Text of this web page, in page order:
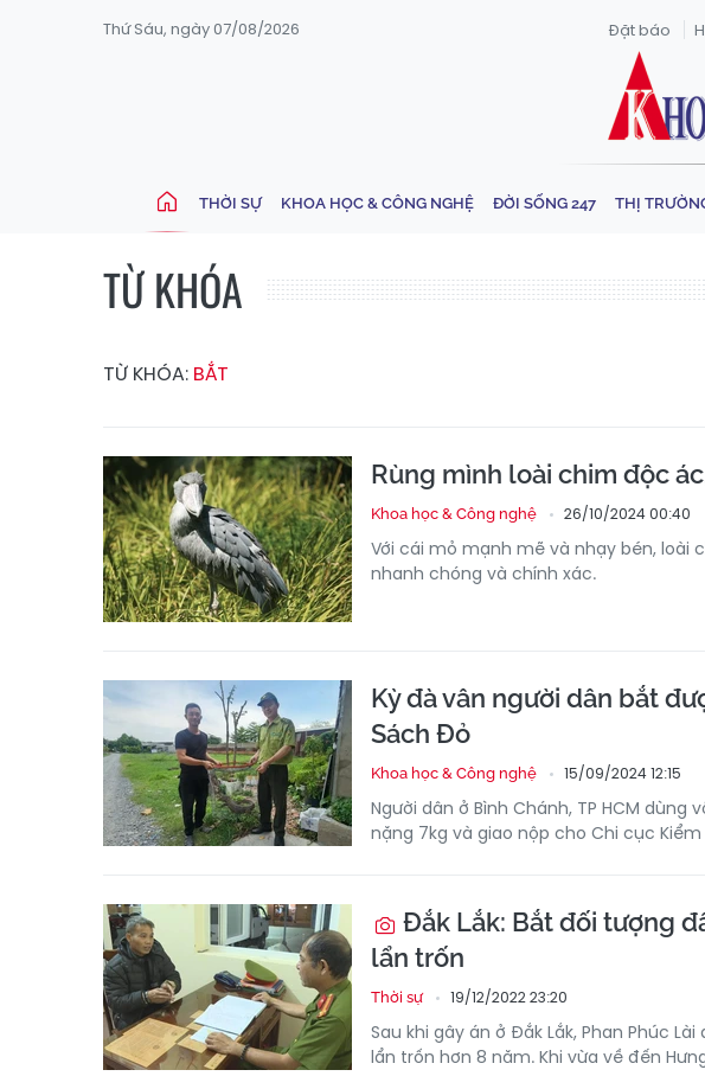
Thứ Sáu, ngày 07/08/2026 Đặt báo
THỜI SỰ KHOA HỌC & CÔNG NGHỆ ĐỜI SỐNG 247 THỊ
TỪ KHÓA
TỪ KHÓA: BẮT
Rùng mình loài chim độc
Khoa học & Công nghệ 26/10/2024 00:40
Với cái mỏ mạnh mẽ và nhạy bén,
nhanh chóng và chính xác.
Kỳ đà vân người dân bắt
Sách Đỏ
Khoa học & Công nghệ 15/09/2024 12:15
Người dân ở Bình Chánh, TP HCM
nặng 7kg và giao nộp cho Chi cục
Đắk Lắk: Bắt đối tượng
lẩn trốn
Thời sự 19/12/2022 23:20
Sau khi gây án ở Đắk Lắk, Phan Phúc
lẩn trốn hơn 8 năm. Khi vừa về đến